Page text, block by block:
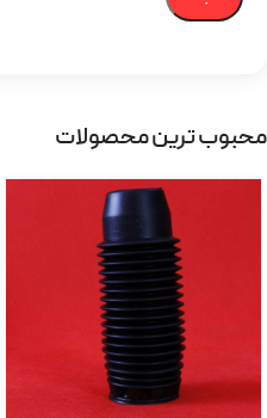
محبوب ترین محصولات